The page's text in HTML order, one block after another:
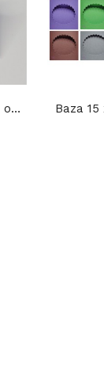
Baza trzy. 15x15 cm z okienkiem: Prostokąt...